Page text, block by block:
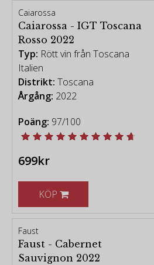
Caiarossa
Caiarossa - IGT Toscana
Rosso 2022
Typ: Rött vin från Toscana
Italien
Distrikt: Toscana
Årgång: 2022
Poäng: 97/100
699kr
KÖP
Faust
Faust - Cabernet
Sauvignon 2022